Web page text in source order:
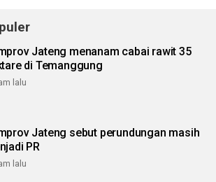
Jateng menanam cabai rawit 35
di Temanggung
lalu
Jateng sebut perundungan masih
PR
lalu